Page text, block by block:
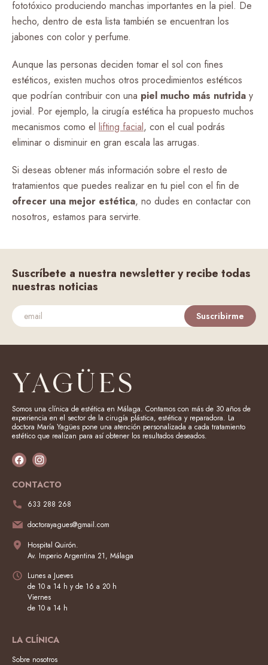
fototóxico produciendo manchas importantes en la piel. De
hecho, dentro de esta lista también se encuentran los
jabones con color y perfume.
Aunque las personas deciden tomar el sol con fines
estéticos, existen muchos otros procedimientos estéticos
que podrían contribuir con una piel mucho más nutrida y
jovial. Por ejemplo, la cirugía estética ha propuesto muchos
mecanismos como el lifting facial, con el cual podrás
eliminar o disminuir en gran escala las arrugas.
Si deseas obtener más información sobre el resto de
tratamientos que puedes realizar en tu piel con el fin de
ofrecer una mejor estética, no dudes en contactar con
nosotros, estamos para servirte.
Suscríbete a nuestra newsletter y recibe todas
nuestras noticias
Suscribirme
Somos una clínica de estética en Málaga. Contamos con más de 30 años de
experiencia en el sector de la cirugía plástica, estética y reparadora. La
doctora María Yagües pone una atención personalizada a cada tratamiento
estético que realizan para así obtener los resultados deseados.
CONTACTO
633 288 268
doctorayagues@gmail.com
Hospital Quirón.
Av. Imperio Argentina 21, Málaga
Lunes a Jueves
de 10 a 14 h y de 16 a 20 h
Viernes
de 10 a 14 h
LA CLÍNICA
Sobre nosotros